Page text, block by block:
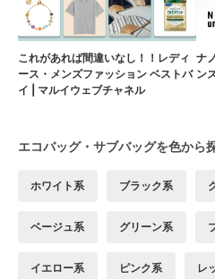
これがあれば間違いなし！！レディ
ース・メンズファッション ベストバ
イ | マルイウェブチャネル
ナ
ン
エコバッグ・サブバッグを色から
ホワイト系 ブラック系
ベージュ系 グリーン系
イエロー系 ピンク系 レ